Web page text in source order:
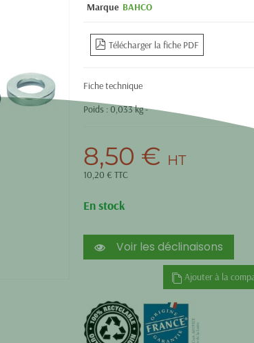
Marque BAHCO
Télécharger la fiche PDF
Fiche technique
Poids : 0,033 kg -
8,50 € HT
10,20 € TTC
En stock
Voir les déclinaisons
Ajouter à la